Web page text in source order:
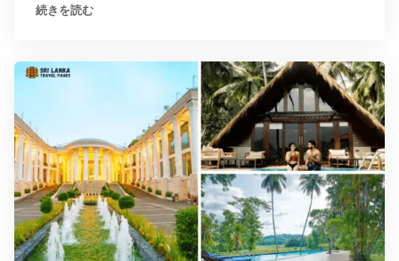
続きを読む